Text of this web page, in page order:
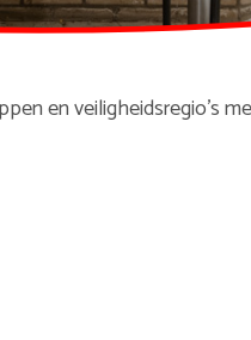
en veiligheidsregio’s